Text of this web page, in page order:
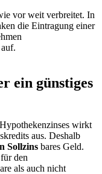
vor weit verbreitet. In
die Eintragung einer
ein günstiges
wirkt
aus. Deshalb
Sollzins bares Geld.
den
als auch nicht